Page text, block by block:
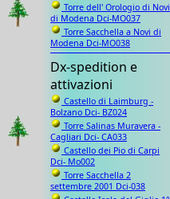
Torre dell' Orologio di Novi
di Modena Dci-MO037
Torre Sacchella a Novi di
Modena Dci-MO038
Dx-spedition e
attivazioni
Castello di Laimburg -
Bolzano Dci- BZ024
Torre Salinas Muravera -
Cagliari Dci- CA033
Castello dei Pio di Carpi
Dci- Mo002
Torre Sacchella 2
settembre 2001 Dci-038